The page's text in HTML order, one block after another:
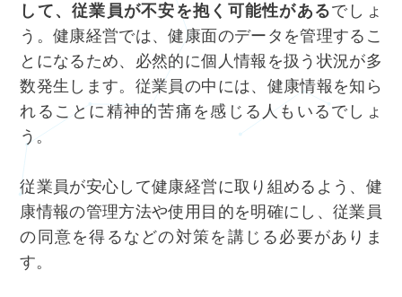
して、従業員が不安を抱く可能性があるでしょ
う。健康経営では、健康面のデータを管理するこ
とになるため、必然的に個人情報を扱う状況が多
数発生します。従業員の中には、健康情報を知ら
れることに精神的苦痛を感じる人もいるでしょ
う。
従業員が安心して健康経営に取り組めるよう、健
康情報の管理方法や使用目的を明確にし、従業員
の同意を得るなどの対策を講じる必要がありま
す。